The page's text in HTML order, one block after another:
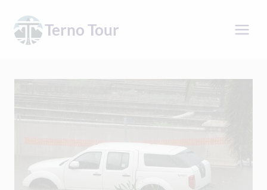
obsah
Terno Tour